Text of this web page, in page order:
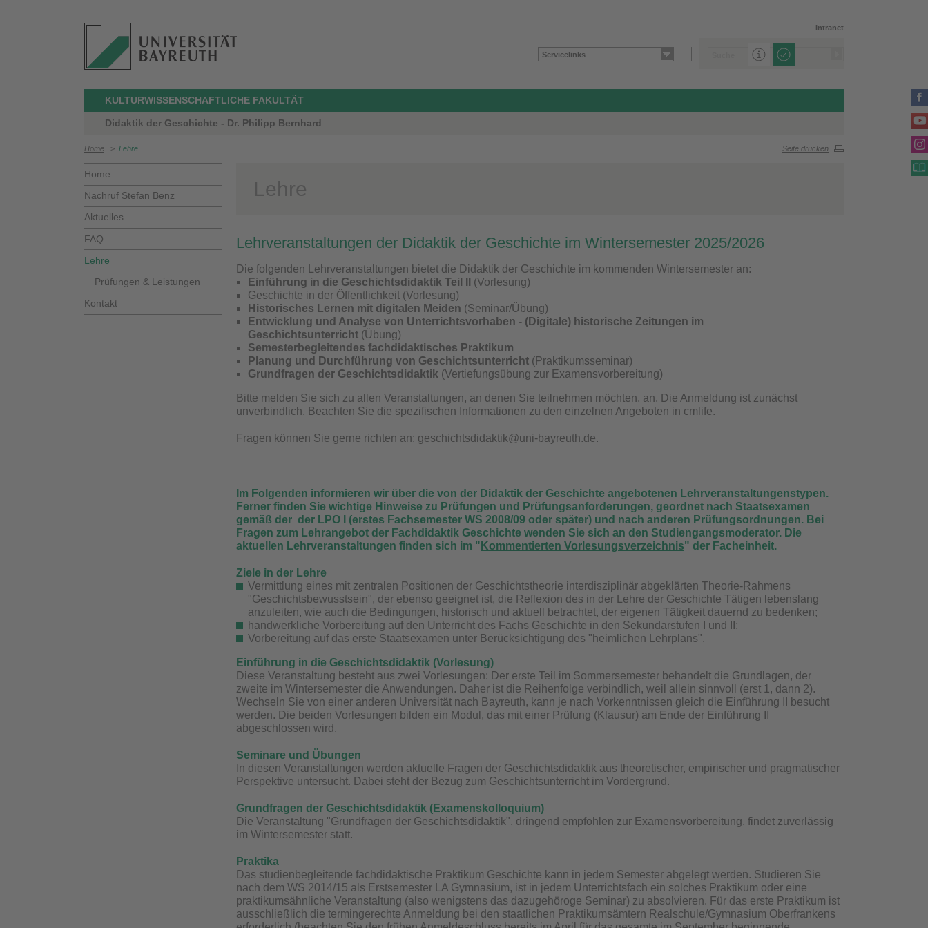
Intranet
Servicelinks
KULTURWISSENSCHAFTLICHE FAKULTÄT
Didaktik der Geschichte - Dr. Philipp Bernhard
Home > Lehre Seite drucken
Home
Nachruf Stefan Benz
Aktuelles
FAQ
Lehre
Prüfungen & Leistungen
Kontakt
Lehre
Lehrveranstaltungen der Didaktik der Geschichte im Wintersemester 2025/2026
Die folgenden Lehrveranstaltungen bietet die Didaktik der Geschichte im kommenden Wintersemester an:
Einführung in die Geschichtsdidaktik Teil II (Vorlesung)
Geschichte in der Öffentlichkeit (Vorlesung)
Historisches Lernen mit digitalen Meiden (Seminar/Übung)
Entwicklung und Analyse von Unterrichtsvorhaben - (Digitale) historische Zeitungen im
Geschichtsunterricht (Übung)
Semesterbegleitendes fachdidaktisches Praktikum
Planung und Durchführung von Geschichtsunterricht (Praktikumsseminar)
Grundfragen der Geschichtsdidaktik (Vertiefungsübung zur Examensvorbereitung)
Bitte melden Sie sich zu allen Veranstaltungen, an denen Sie teilnehmen möchten, an. Die Anmeldung ist zunächst
unverbindlich. Beachten Sie die spezifischen Informationen zu den einzelnen Angeboten in cmlife.
Fragen können Sie gerne richten an: geschichtsdidaktik@uni-bayreuth.de.
Im Folgenden informieren wir über die von der Didaktik der Geschichte angebotenen Lehrveranstaltungenstypen.
Ferner finden Sie wichtige Hinweise zu Prüfungen und Prüfungsanforderungen, geordnet nach Staatsexamen
gemäß der der LPO I (erstes Fachsemester WS 2008/09 oder später) und nach anderen Prüfungsordnungen. Bei
Fragen zum Lehrangebot der Fachdidaktik Geschichte wenden Sie sich an den Studiengangsmoderator. Die
aktuellen Lehrveranstaltungen finden sich im " Kommentierten Vorlesungsverzeichnis" der Facheinheit.
Ziele in der Lehre
Vermittlung eines mit zentralen Positionen der Geschichtstheorie interdisziplinär abgeklärten Theorie-Rahmens
"Geschichtsbewusstsein", der ebenso geeignet ist, die Reflexion des in der Lehre der Geschichte Tätigen lebenslang
anzuleiten, wie auch die Bedingungen, historisch und aktuell betrachtet, der eigenen Tätigkeit dauernd zu bedenken;
handwerkliche Vorbereitung auf den Unterricht des Fachs Geschichte in den Sekundarstufen I und II;
Vorbereitung auf das erste Staatsexamen unter Berücksichtigung des "heimlichen Lehrplans".
Einführung in die Geschichtsdidaktik (Vorlesung)
Diese Veranstaltung besteht aus zwei Vorlesungen: Der erste Teil im Sommersemester behandelt die Grundlagen, der
zweite im Wintersemester die Anwendungen. Daher ist die Reihenfolge verbindlich, weil allein sinnvoll (erst 1, dann 2).
Wechseln Sie von einer anderen Universität nach Bayreuth, kann je nach Vorkenntnissen gleich die Einführung II besucht
werden. Die beiden Vorlesungen bilden ein Modul, das mit einer Prüfung (Klausur) am Ende der Einführung II
abgeschlossen wird.
Seminare und Übungen
In diesen Veranstaltungen werden aktuelle Fragen der Geschichtsdidaktik aus theoretischer, empirischer und pragmatischer
Perspektive untersucht. Dabei steht der Bezug zum Geschichtsunterricht im Vordergrund.
Grundfragen der Geschichtsdidaktik (Examenskolloquium)
Die Veranstaltung "Grundfragen der Geschichtsdidaktik", dringend empfohlen zur Examensvorbereitung, findet zuverlässig
im Wintersemester statt.
Praktika
Das studienbegleitende fachdidaktische Praktikum Geschichte kann in jedem Semester abgelegt werden. Studieren Sie
nach dem WS 2014/15 als Erstsemester LA Gymnasium, ist in jedem Unterrichtsfach ein solches Praktikum oder eine
praktikumsähnliche Veranstaltung (also wenigstens das dazugehöroge Seminar) zu absolvieren. Für das erste Praktikum ist
ausschließlich die termingerechte Anmeldung bei den staatlichen Praktikumsämtern Realschule/Gymnasium Oberfrankens